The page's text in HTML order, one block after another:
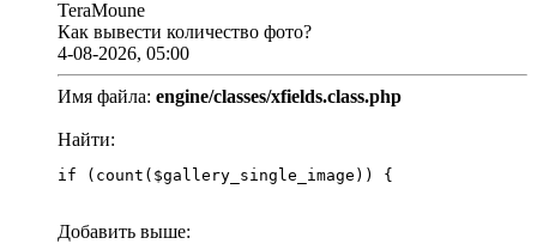
TeraMoune
Как вывести количество фото?
4-08-2026, 05:00
Имя файла: engine/classes/xfields.class.php
Найти:
if (count($gallery_single_image)) {
Добавить выше: